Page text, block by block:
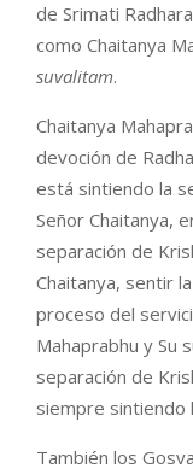
de Srimati
como Chaitanya
suvalitam.
Chaitanya
devoción de
está sintiendo la
Señor Chaitanya,
separación de
Chaitanya, sentir
proceso del
Mahaprabhu y Su
separación de
siempre sintiendo
También los